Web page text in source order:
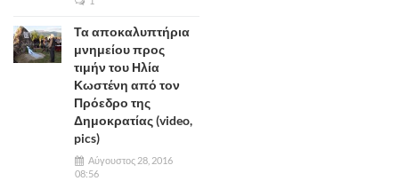
Τα αποκαλυπτήρια
μνημείου προς
τιμήν του Ηλία
Κωστένη από τον
Πρόεδρο της
Δημοκρατίας (video,
pics)
Αύγουστος 28, 2016
08:56